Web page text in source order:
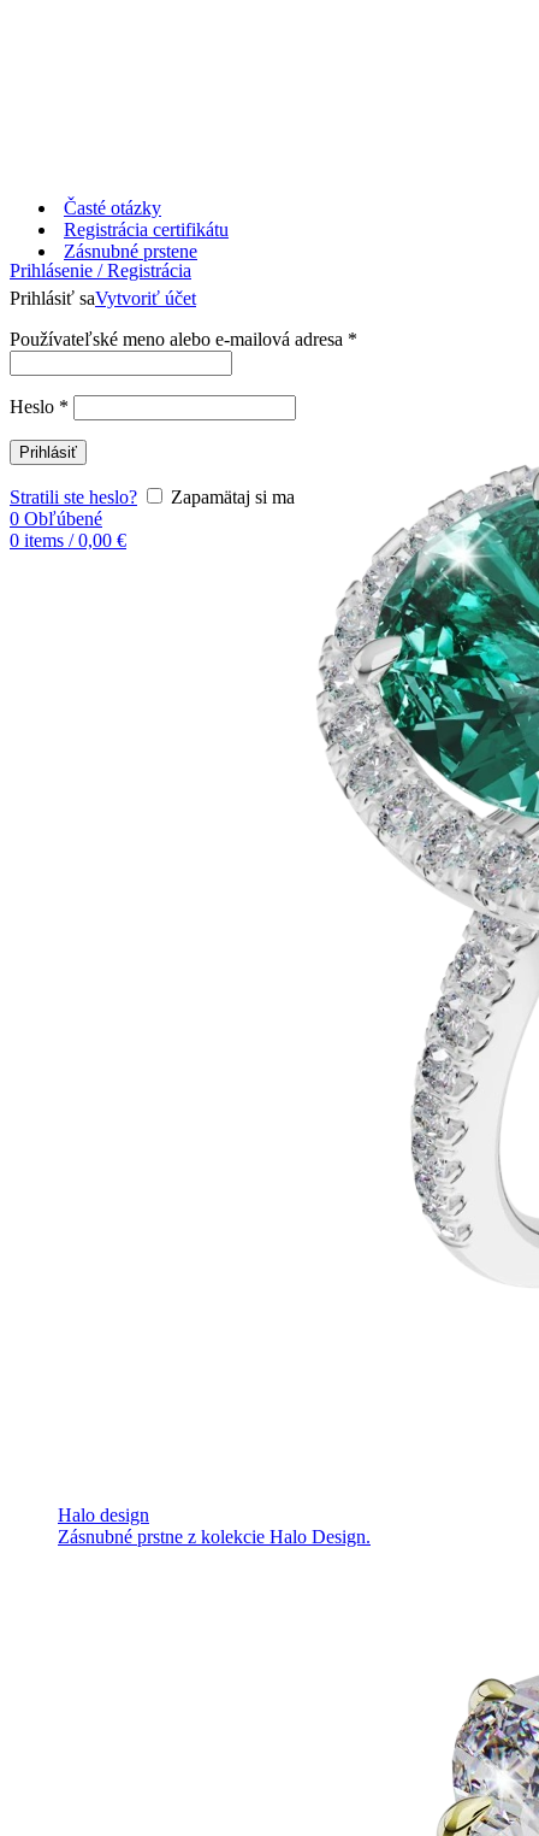
Časté otázky
Registrácia certifikátu
Prihlásenie / Registrácia
Prihlásiť saVytvoriť účet
Používateľské meno alebo e-mailová adresa *
Heslo *
Prihlásiť
Stratili ste heslo?
Zapamätaj si ma
0 Obľúbené
0 items / 0,00 €
Zásnubné prstene
Halo design
Zásnubné prstne z kolekcie Halo Design.